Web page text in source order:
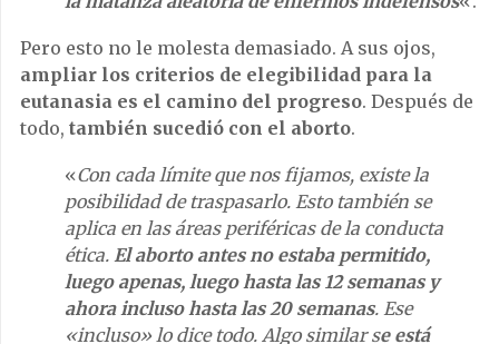
Pero esto no le molesta demasiado. A sus ojos,
ampliar los criterios de elegibilidad para la
eutanasia es el camino del progreso. Después de
todo, también sucedió con el aborto.
«Con cada límite que nos fijamos, existe la
posibilidad de traspasarlo. Esto también se
aplica en las áreas periféricas de la conducta
ética. El aborto antes no estaba permitido,
luego apenas, luego hasta las 12 semanas y
ahora incluso hasta las 20 semanas. Ese
«incluso» lo dice todo. Algo similar se está